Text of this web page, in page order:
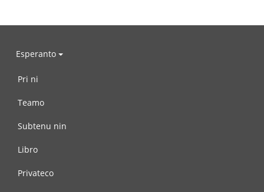
Esperanto
Pri ni
Teamo
Subtenu nin
Libro
Privateco